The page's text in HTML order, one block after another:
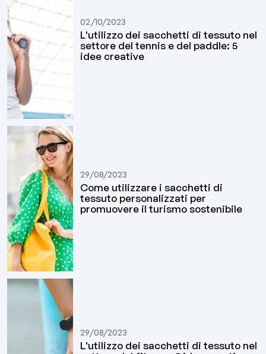
02/10/2023
L'utilizzo dei sacchetti di tessuto nel
settore del tennis e del paddle: 5
idee creative
29/08/2023
Come utilizzare i sacchetti di
tessuto personalizzati per
promuovere il turismo sostenibile
29/08/2023
L'utilizzo dei sacchetti di tessuto nel